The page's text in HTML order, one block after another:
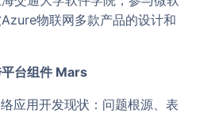
物联网多款产品的设计和
台组件 Mars
应用开发现状：问题根源、表